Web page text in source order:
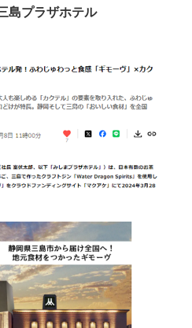
島プラザホテル